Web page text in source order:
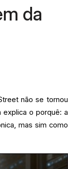
da
não se tornou
o porquê: a
mas sim como